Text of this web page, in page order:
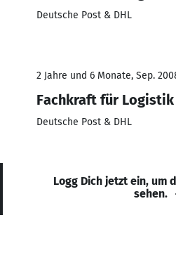
Deutsche Post & DHL
2 Jahre und 6 Monate, Sep.
Fachkraft für Logistik
Deutsche Post & DHL
Logg Dich jetzt ein, um
sehen.